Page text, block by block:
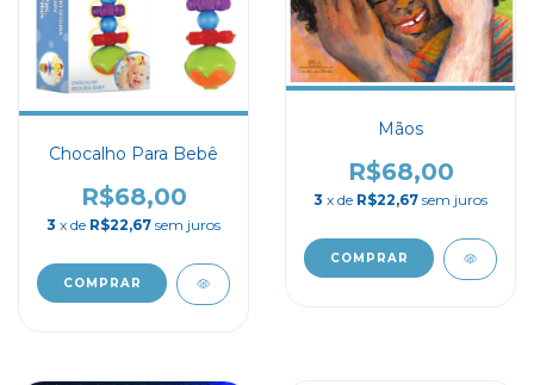
Chocalho Para Bebê
R$68,00
3 x de R$22,67 sem juros
Mãos
R$68,00
3 x de R$22,67 sem juros